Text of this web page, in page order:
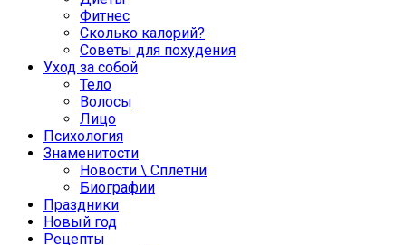
Фитнес
Сколько калорий?
Советы для похудения
Уход за собой
Тело
Волосы
Лицо
Психология
Знаменитости
Новости \ Сплетни
Биографии
Праздники
Новый год
Рецепты